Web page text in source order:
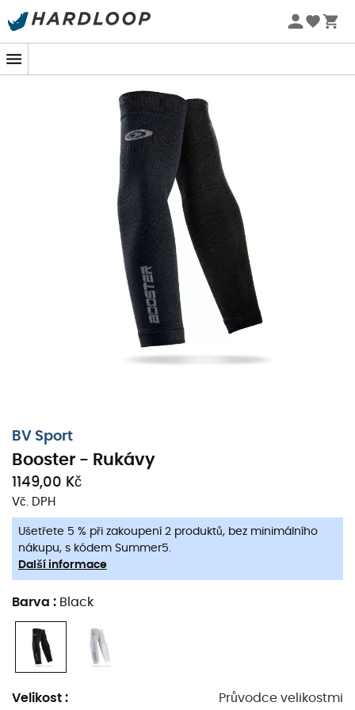
Letní akce 🔥 -5 % EXTRA při nákupu 2 produktů* s kódem
BV Sport
Booster - Rukávy
1149,00 Kč
Vč. DPH
Ušetřete 5 % při zakoupení 2 produktů, bez minimálního
nákupu, s kódem Summer5.
Další informace
Barva : Black
Velikost : Průvodce velikostmi
Rukávy Booster, vytvořené společností BV Sport, jsou
selektivní komprese. K čemu tyto rukávy slouží? K
efektivní svalové podpoře a optimálnímu pohodlí paže,
aby se omezila tetanie předloktí, která může překvapit
při některých sportovních aktivitách. Rukávy Booster jsou